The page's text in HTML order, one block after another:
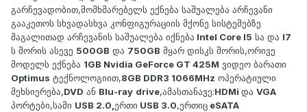
გარჩევადობით,მომხმარებელს ექნება საშუალება არჩევანი
გააკეთოს სხვადასხვა კონფიგურაციის მქონე სისტემებზე
მაგალითად არჩევანის საშუალება იქნება Intel Core I5 სა და I7
ს შორის ასევე 500GB და 750GB მყარ დისკს შორის,ორივე
მოდელს ექნება 1GB Nvidia GeForce GT 425M ვიდეო ბარათი
Optimus ტექნოლოგიით,8GB DDR3 1066MHz ოპერატიული
მეხსიერება,DVD ან Blu-ray drive,ამასთანავე:HDMi და VGA
პორტები,სამი USB 2.0, ერთი USB 3.0,ერთიც eSATA